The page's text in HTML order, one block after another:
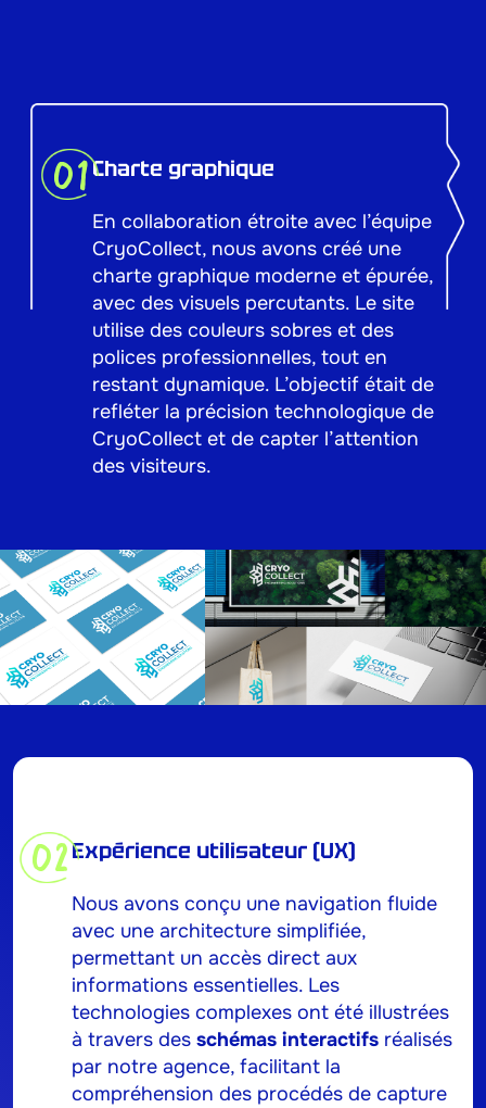
01Charte graphique
En collaboration étroite avec l’équipe
CryoCollect, nous avons créé une
charte graphique moderne et épurée,
avec des visuels percutants. Le site
utilise des couleurs sobres et des
polices professionnelles, tout en
restant dynamique. L’objectif était de
refléter la précision technologique de
CryoCollect et de capter l’attention
des visiteurs.
02Expérience utilisateur (UX)
Nous avons conçu une navigation fluide
avec une architecture simplifiée,
permettant un accès direct aux
informations essentielles. Les
technologies complexes ont été illustrées
à travers des schémas interactifsréalisés
par notre agence, facilitant la
compréhension des procédés de capture